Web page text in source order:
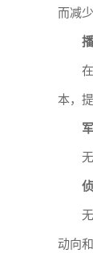
而减
本，
动向